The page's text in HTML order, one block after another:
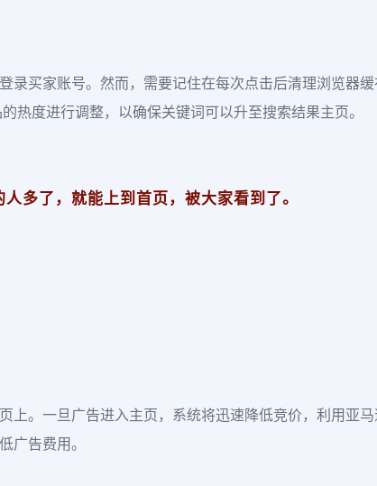
买家账号。然而，需要记住在每次点击后清理浏览器
热度进行调整，以确保关键词可以升至搜索结果主页。
多了，就能上到首页，被大家看到了。
上。一旦广告进入主页，系统将迅速降低竞价，利用亚
广告费用。